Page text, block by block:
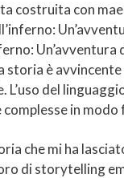
costruita con
storia è
L’uso del
in
che mi ha
di storytelling